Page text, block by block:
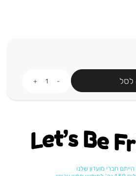
לסל
Let's be
חברי מועדון שלנו